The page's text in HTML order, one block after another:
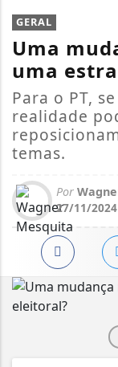
EM ALTA
GERAL
Uma
uma
Para o PT,
realidade
temas.
Por
27/11/